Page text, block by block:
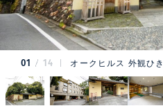
01 14 オークヒルス 外観ひき